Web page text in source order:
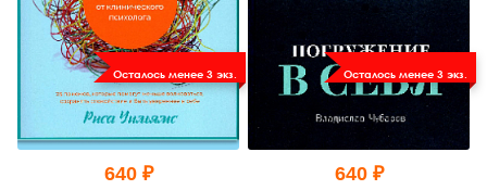
Осталось менее 3 экз.
640 ₽
Осталось менее 3 экз.
640 ₽